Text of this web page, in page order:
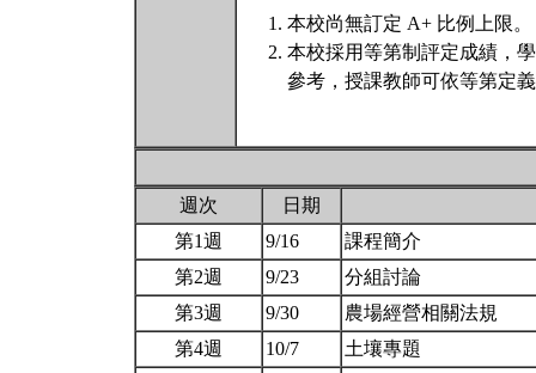
本校尚無訂定 A+ 比例上限。
本校採用等第制評定成績，
參考，授課教師可依等第定
週次
日期
第1週
9/16
課程簡介
第2週
9/23
分組討論
第3週
9/30
農場經營相關法規
第4週
10/7
土壤專題